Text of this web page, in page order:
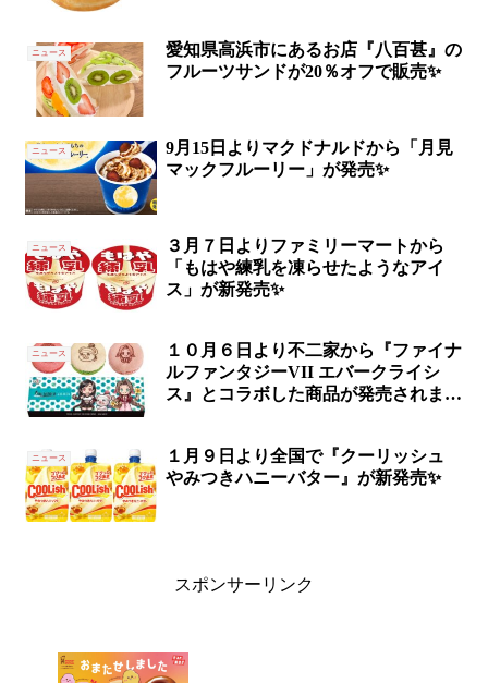
ニュース
愛知県高浜市にあるお店『八百甚』の
フルーツサンドが20％オフで販売✨
ニュース
9月15日よりマクドナルドから「月見
マックフルーリー」が発売✨
ニュース
３月７日よりファミリーマートから
「もはや練乳を凍らせたようなアイ
ス」が新発売✨
ニュース
１０月６日より不二家から『ファイナ
ルファンタジーVII エバークライシ
ス』とコラボした商品が発売されます
ニュース
１月９日より全国で『クーリッシュ
やみつきハニーバター』が新発売✨
スポンサーリンク